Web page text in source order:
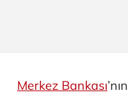
Merkez Bankası’nın